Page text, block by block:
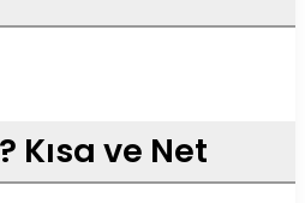
Kısa ve Net